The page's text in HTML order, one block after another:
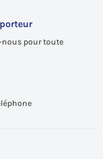
nous pour toute